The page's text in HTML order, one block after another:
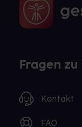
Fragen
Kontakt
FAQ